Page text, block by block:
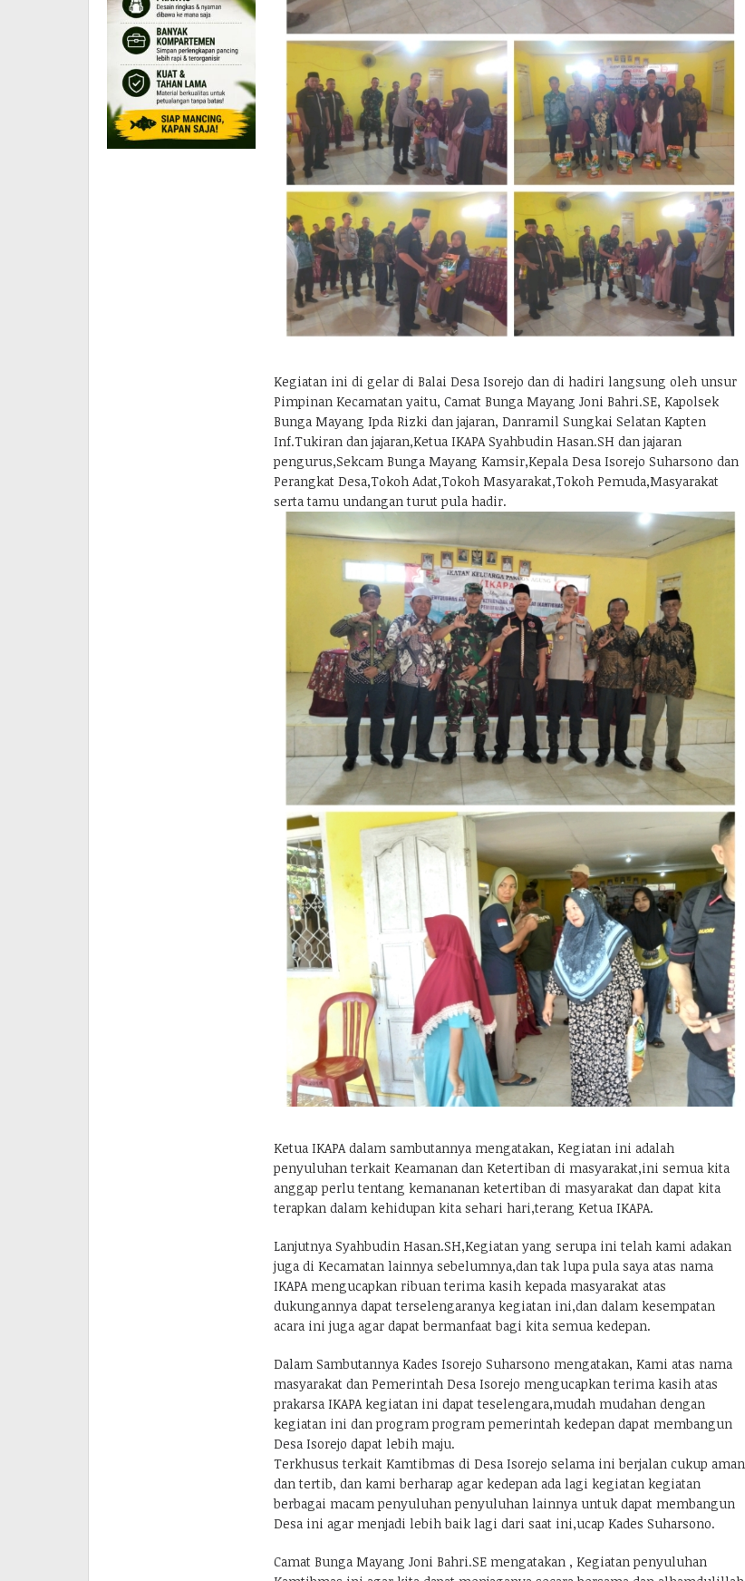
Kegiatan ini di gelar di Balai Desa Isorejo dan di hadiri langsung oleh unsur
Pimpinan Kecamatan yaitu, Camat Bunga Mayang Joni Bahri.SE, Kapolsek
Bunga Mayang Ipda Rizki dan jajaran, Danramil Sungkai Selatan Kapten
Inf.Tukiran dan jajaran,Ketua IKAPA Syahbudin Hasan.SH dan jajaran
pengurus,Sekcam Bunga Mayang Kamsir,Kepala Desa Isorejo Suharsono dan
Perangkat Desa,Tokoh Adat,Tokoh Masyarakat,Tokoh Pemuda,Masyarakat
serta tamu undangan turut pula hadir.
Ketua IKAPA dalam sambutannya mengatakan, Kegiatan ini adalah
penyuluhan terkait Keamanan dan Ketertiban di masyarakat,ini semua kita
anggap perlu tentang kemananan ketertiban di masyarakat dan dapat kita
terapkan dalam kehidupan kita sehari hari,terang Ketua IKAPA.
Lanjutnya Syahbudin Hasan.SH,Kegiatan yang serupa ini telah kami adakan
juga di Kecamatan lainnya sebelumnya,dan tak lupa pula saya atas nama
IKAPA mengucapkan ribuan terima kasih kepada masyarakat atas
dukungannya dapat terselengaranya kegiatan ini,dan dalam kesempatan
acara ini juga agar dapat bermanfaat bagi kita semua kedepan.
Dalam Sambutannya Kades Isorejo Suharsono mengatakan, Kami atas nama
masyarakat dan Pemerintah Desa Isorejo mengucapkan terima kasih atas
prakarsa IKAPA kegiatan ini dapat teselengara,mudah mudahan dengan
kegiatan ini dan program program pemerintah kedepan dapat membangun
Desa Isorejo dapat lebih maju.
Terkhusus terkait Kamtibmas di Desa Isorejo selama ini berjalan cukup aman
dan tertib, dan kami berharap agar kedepan ada lagi kegiatan kegiatan
berbagai macam penyuluhan penyuluhan lainnya untuk dapat membangun
Desa ini agar menjadi lebih baik lagi dari saat ini,ucap Kades Suharsono.
Camat Bunga Mayang Joni Bahri.SE mengatakan , Kegiatan penyuluhan